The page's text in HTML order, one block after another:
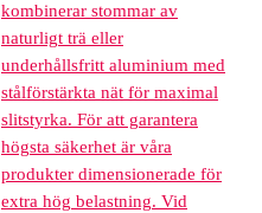
kombinerar stommar av
naturligt trä eller
underhållsfritt aluminium med
stålförstärkta nät för maximal
slitstyrka. För att garantera
högsta säkerhet är våra
produkter dimensionerade för
extra hög belastning. Vid